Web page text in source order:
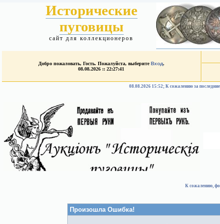
Исторические
пуговицы
сайт для коллекционеров
Добро пожаловать, Гость. Пожалуйста, выберитеВход.
08.08.2026 :: 22:27:41
08.08.2026 15:52; К сожалению за
К сожалению,
Произошла Ошибка!